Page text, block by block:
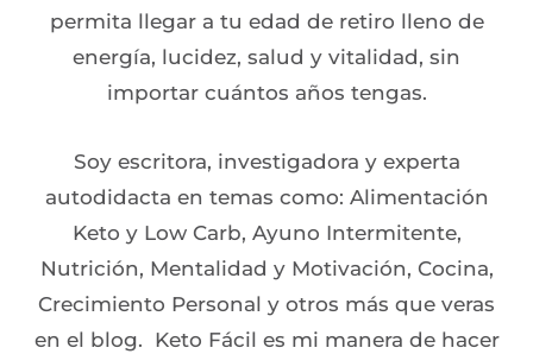
permita llegar a tu edad de retiro lleno de
energía, lucidez, salud y vitalidad, sin
importar cuántos años tengas.
Soy escritora, investigadora y experta
autodidacta en temas como: Alimentación
Keto y Low Carb, Ayuno Intermitente,
Nutrición, Mentalidad y Motivación, Cocina,
Crecimiento Personal y otros más que veras
en el blog. Keto Fácil es mi manera de hacer